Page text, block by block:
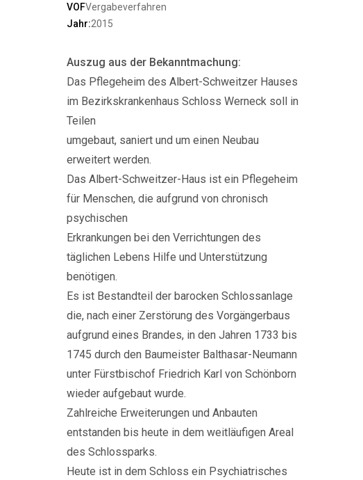
VOFVergabeverfahren
Jahr:2015
Auszug aus der Bekanntmachung:
Das Pflegeheim des Albert-Schweitzer Hauses
im Bezirkskrankenhaus Schloss Werneck soll in
Teilen
umgebaut, saniert und um einen Neubau
erweitert werden.
Das Albert-Schweitzer-Haus ist ein Pflegeheim
für Menschen, die aufgrund von chronisch
psychischen
Erkrankungen bei den Verrichtungen des
täglichen Lebens Hilfe und Unterstützung
benötigen.
Es ist Bestandteil der barocken Schlossanlage
die, nach einer Zerstörung des Vorgängerbaus
aufgrund eines Brandes, in den Jahren 1733 bis
1745 durch den Baumeister Balthasar-Neumann
unter Fürstbischof Friedrich Karl von Schönborn
wieder aufgebaut wurde.
Zahlreiche Erweiterungen und Anbauten
entstanden bis heute in dem weitläufigen Areal
des Schlossparks.
Heute ist in dem Schloss ein Psychiatrisches